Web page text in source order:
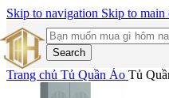
Skip to navigation Skip to main
Search
Trang chủ Tủ Quần Áo Tủ